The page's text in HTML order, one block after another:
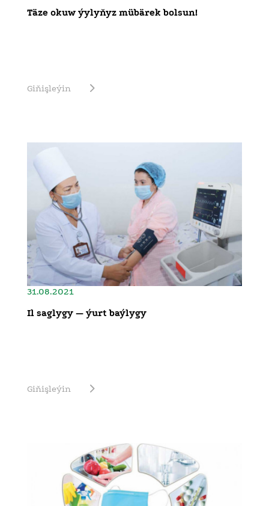
Täze okuw ýylyňyz mübärek bolsun!
Giňişleýin
31.08.2021
Il saglygy — ýurt baýlygy
Giňişleýin